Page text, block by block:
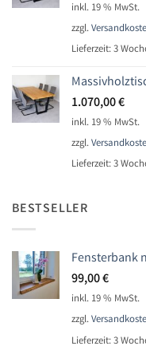
inkl. 19 % MwSt.
zzgl.
Lieferzeit:3
1.070,00€
inkl. 19 % MwSt.
zzgl.
Lieferzeit:3
BESTSELLER
Fensterbank
99,00€
inkl. 19 % MwSt.
zzgl.
Lieferzeit:3